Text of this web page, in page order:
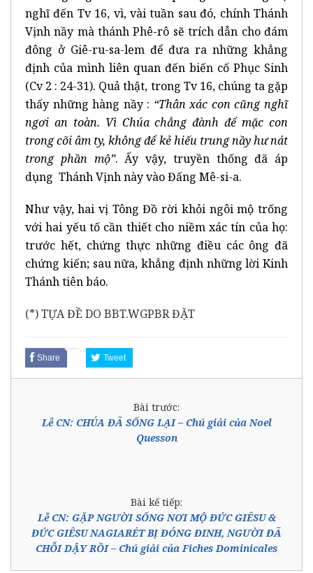
nghĩ đến Tv 16, vì, vài tuần sau đó, chính Thánh
Vịnh nầy mà thánh Phê-rô sẽ trích dẫn cho đám
đông ở Giê-ru-sa-lem để đưa ra những khẳng
định của mình liên quan đến biến cố Phục Sinh
(Cv 2 : 24-31). Quả thật, trong Tv 16, chúng ta gặp
thấy những hàng nầy : “Thân xác con cũng nghĩ
ngơi an toàn. Vì Chúa chẳng đành để mặc con
trong cõi âm ty, không để kẻ hiếu trung nầy hư nát
trong phần mộ”. Ấy vậy, truyền thống đã áp
dụng Thánh Vịnh này vào Đấng Mê-si-a.
Như vậy, hai vị Tông Đồ rời khỏi ngôi mộ trống
với hai yếu tố cần thiết cho niềm xác tín của họ:
trước hết, chứng thực những điều các ông đã
chứng kiến; sau nữa, khẳng định những lời Kinh
Thánh tiên báo.
(*) TỰA ĐỀ DO BBT.WGPBR ĐẶT
Share Tweet
Bài trước:
Lễ CN: CHÚA ĐÃ SỐNG LẠI – Chú giải của Noel
Quesson
Bài kế tiếp:
Lễ CN: GẶP NGƯỜI SỐNG NƠI MỘ ĐỨC GIÊSU &
ĐỨC GIÊSU NAGIARÉT BỊ ĐÓNG ĐINH, NGƯỜI ĐÃ
CHỖI DẬY RỒI – Chú giải của Fiches Dominicales